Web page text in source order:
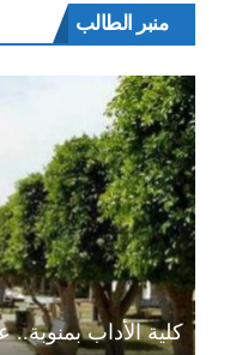
منبر الطالب
كلية الأداب